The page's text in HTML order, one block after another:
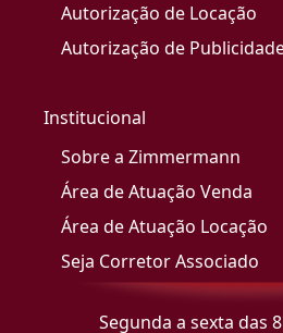
Autorização de Locação
Autorização de
Institucional
Sobre a Zimmermann
Área de Atuação Venda
Área de Atuação Locação
Seja Corretor Associado
Segunda a sexta das